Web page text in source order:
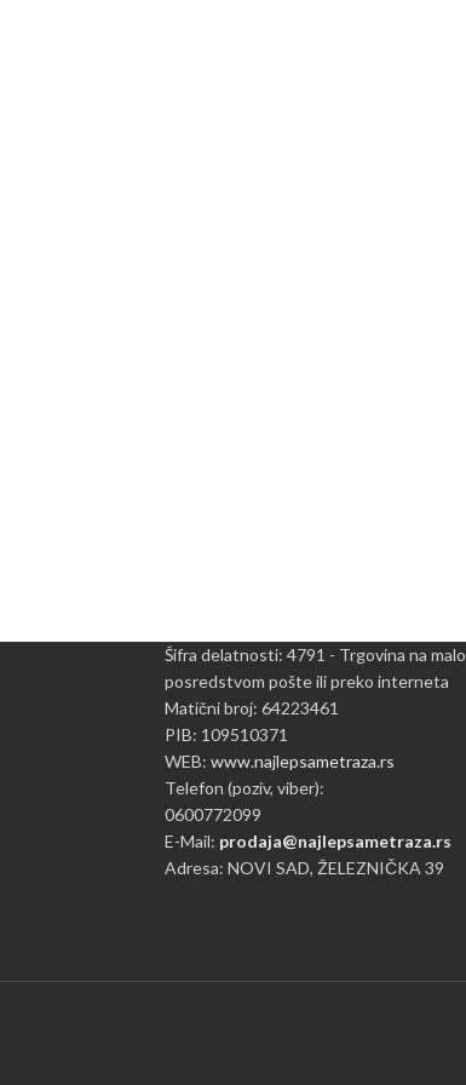
Šifra delatnosti: 4791 - Trgovina na malo
posredstvom pošte ili preko interneta
Matični broj: 64223461
PIB: 109510371
WEB: www.najlepsametraza.rs
Telefon (poziv, viber):
0600772099
E-Mail: prodaja@najlepsametraza.rs
Adresa: NOVI SAD, ŽELEZNIČKA 39